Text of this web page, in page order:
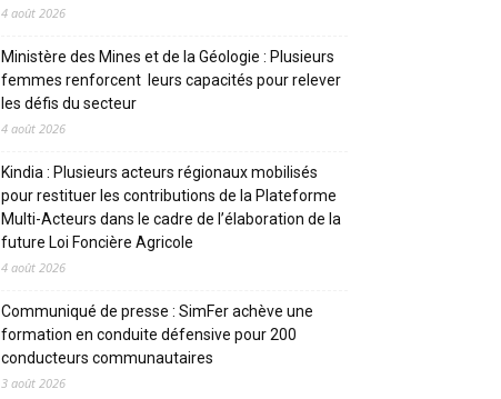
4 août 2026
Ministère des Mines et de la Géologie : Plusieurs
femmes renforcent leurs capacités pour relever
les défis du secteur
4 août 2026
Kindia : Plusieurs acteurs régionaux mobilisés
pour restituer les contributions de la Plateforme
Multi-Acteurs dans le cadre de l’élaboration de la
future Loi Foncière Agricole
4 août 2026
Communiqué de presse : SimFer achève une
formation en conduite défensive pour 200
conducteurs communautaires
3 août 2026